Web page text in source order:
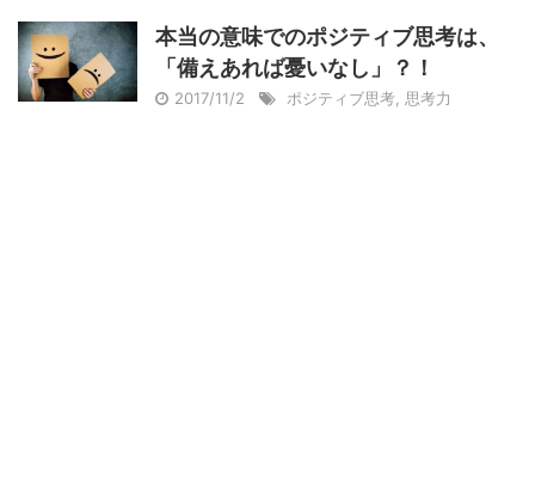
本当の意味でのポジティブ思考は、
「備えあれば憂いなし」？！
2017/11/2 ポジティブ思考 思考力